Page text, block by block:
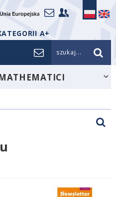
A+
szukaj...